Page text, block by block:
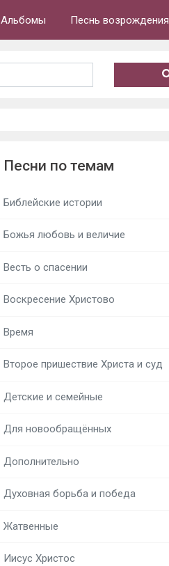
Альбомы Песнь возрождения
Песни по темам
Библейские истории
Божья любовь и величие
Весть о спасении
Воскресение Христово
Время
Второе пришествие Христа и суд
Детские и семейные
Для новообращённых
Дополнительно
Духовная борьба и победа
Жатвенные
Иисус Христос